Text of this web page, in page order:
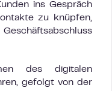
ins Gespräch
zu knüpfen,
des digitalen
gefolgt von der